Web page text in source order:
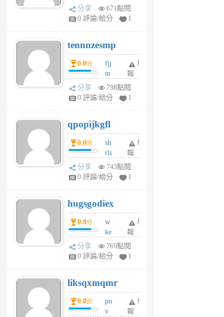
sg
sr
6
個
月
前
分享
671點閱
0 評論/給分
1
tennnzesmp
0.0分
fjj
m
w
rs
6
個
月
前
舉
報
分享
798點閱
0 評論/給分
1
qpopijkgfl
0.0分
sh
rls
k
m
6
個
月
前
舉
報
分享
743點閱
0 評論/給分
1
hugsgodiex
0.0分
w
ke
rv
pj
6
個
月
前
舉
報
分享
769點閱
0 評論/給分
1
liksqxmqmr
0.0分
pn
v
舉
報